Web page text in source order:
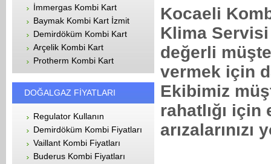
İmmergas Kombi Kart
Baymak Kombi Kart İzmit
Demirdöküm Kombi Kart
Arçelik Kombi Kart
Protherm Kombi Kart
DOĞALGAZ FİYATLARI
Regulator Kullanın
Demirdöküm Kombi Fiyatları
Vaillant Kombi Fiyatları
Buderus Kombi Fiyatları
Kocaeli
Klima
değerli
vermek için
Ekibimiz
rahatlığı için